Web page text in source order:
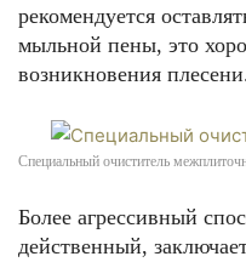
рекомендуется
мыльной пены, это
возникновения
Специальный очиститель
Более агрессивный
действенный,